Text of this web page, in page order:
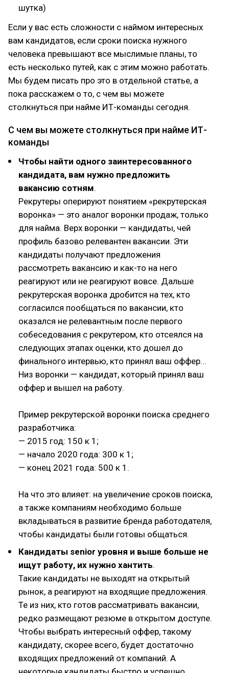
шутка)
Если у вас есть сложности с наймом интересных
вам кандидатов, если сроки поиска нужного
человека превышают все мыслимые планы, то
есть несколько путей, как с этим можно работать.
Мы будем писать про это в отдельной статье, а
пока расскажем о то, с чем вы можете
столкнуться при найме ИТ-команды сегодня.
С чем вы можете столкнуться при найме ИТ-
команды
Чтобы найти одного заинтересованного
кандидата, вам нужно предложить
вакансию сотням.
Рекрутеры оперируют понятием «рекрутерская
воронка» — это аналог воронки продаж, только
для найма. Верх воронки — кандидаты, чей
профиль базово релевантен вакансии. Эти
кандидаты получают предложения
рассмотреть вакансию и как-то на него
реагируют или не реагируют вовсе. Дальше
рекрутерская воронка дробится на тех, кто
согласился пообщаться по вакансии, кто
оказался не релевантным после первого
собеседования с рекрутером, кто отсеялся на
следующих этапах оценки, кто дошел до
финального интервью, кто принял ваш оффер...
Низ воронки — кандидат, который принял ваш
оффер и вышел на работу.
Пример рекрутерской воронки поиска среднего
разработчика:
— 2015 год: 150 к 1;
— начало 2020 года: 300 к 1;
— конец 2021 года: 500 к 1.
На что это влияет: на увеличение сроков поиска,
а также компаниям необходимо больше
вкладываться в развитие бренда работодателя,
чтобы кандидаты были готовы общаться.
Кандидаты senior уровня и выше больше не
ищут работу, их нужно хантить.
Такие кандидаты не выходят на открытый
рынок, а реагируют на входящие предложения.
Те из них, кто готов рассматривать вакансии,
редко размещают резюме в открытом доступе.
Чтобы выбрать интересный оффер, такому
кандидату, скорее всего, будет достаточно
входящих предложений от компаний. А